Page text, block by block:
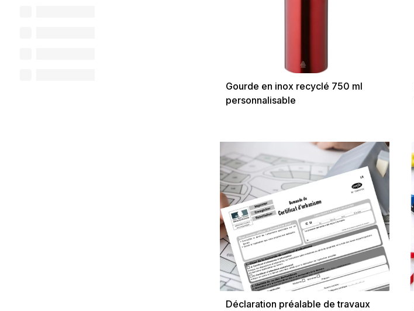
Gourde en inox recyclé 750 ml
personnalisable
Déclaration préalable de travaux